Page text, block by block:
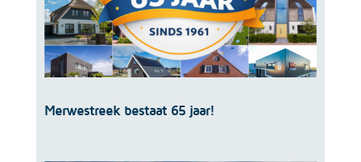
Merwestreek bestaat 65 jaar!